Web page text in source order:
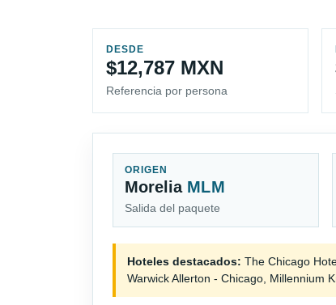
DESDE
$12,787 MXN
Referencia por persona
ORIGEN
Morelia MLM
Salida del paquete
Hoteles destacados: The Chicago
Warwick Allerton - Chicago, Millennium